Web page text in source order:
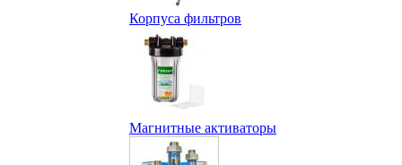
Корпуса фильтров
Магнитные активаторы